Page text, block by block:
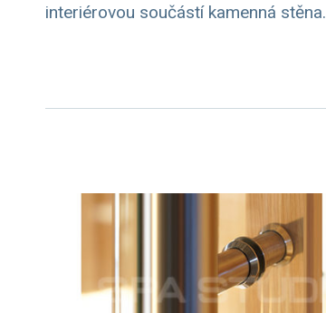
interiérovou součástí kamenná stěna.